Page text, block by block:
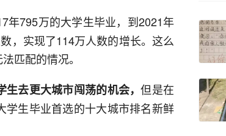
年795万的大学生毕业，到2021年
，实现了114万人数的增长。这么
匹配的情况。
生去更大城市闯荡的机会，但是在
学生毕业首选的十大城市排名新鲜